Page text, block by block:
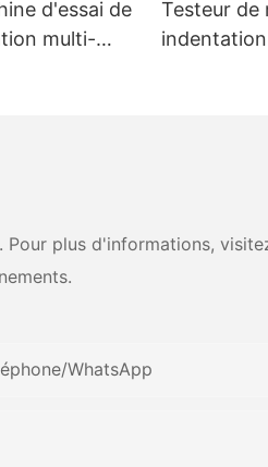
d'essai de
multi-
Testeur de
plus d'informations,
WhatsApp